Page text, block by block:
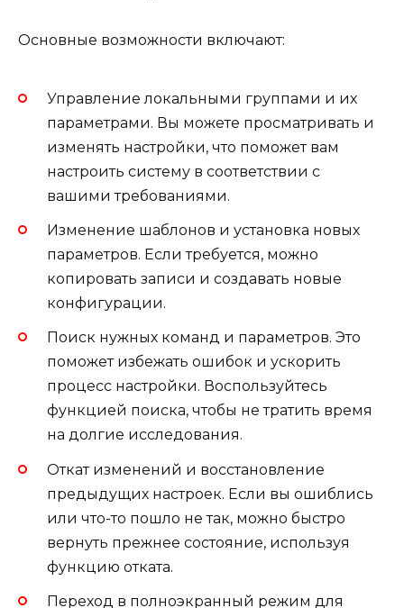
Основные возможности включают:
Управление локальными группами и их
параметрами. Вы можете просматривать и
изменять настройки, что поможет вам
настроить систему в соответствии с
вашими требованиями.
Изменение шаблонов и установка новых
параметров. Если требуется, можно
копировать записи и создавать новые
конфигурации.
Поиск нужных команд и параметров. Это
поможет избежать ошибок и ускорить
процесс настройки. Воспользуйтесь
функцией поиска, чтобы не тратить время
на долгие исследования.
Откат изменений и восстановление
предыдущих настроек. Если вы ошиблись
или что-то пошло не так, можно быстро
вернуть прежнее состояние, используя
функцию отката.
Переход в полноэкранный режим для